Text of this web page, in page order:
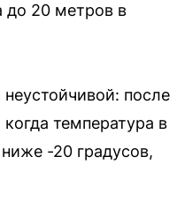
до 20 метров в
после
температура в
-20 градусов,